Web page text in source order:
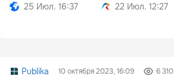
25 Июл. 16:37
22 Июл. 12:27
Publika 10 октября 2023, 16:09 6 310